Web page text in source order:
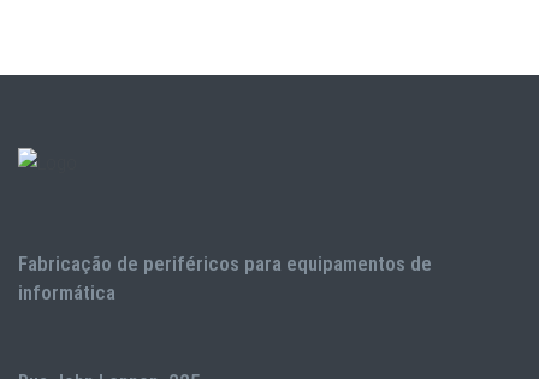
Fabricação de periféricos para equipamentos de
informática